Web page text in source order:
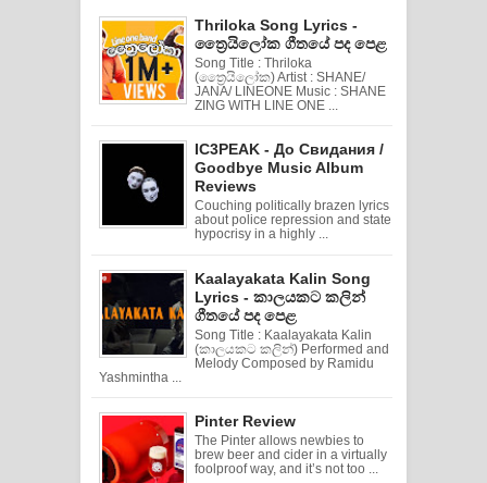
Thriloka Song Lyrics -
ත්‍රෛයිලෝක ගීතයේ පද පෙළ
Song Title : Thriloka
(ත්‍රෛයිලෝක) Artist : SHANE/
JANA/ LINEONE Music : SHANE
ZING WITH LINE ONE ...
IC3PEAK - До Свидания /
Goodbye Music Album
Reviews
Couching politically brazen lyrics
about police repression and state
hypocrisy in a highly ...
Kaalayakata Kalin Song
Lyrics - කාලයකට කලින්
ගීතයේ පද පෙළ
Song Title : Kaalayakata Kalin
(කාලයකට කලින්) Performed and
Melody Composed by Ramidu
Yashmintha ...
Pinter Review
The Pinter allows newbies to
brew beer and cider in a virtually
foolproof way, and it’s not too ...